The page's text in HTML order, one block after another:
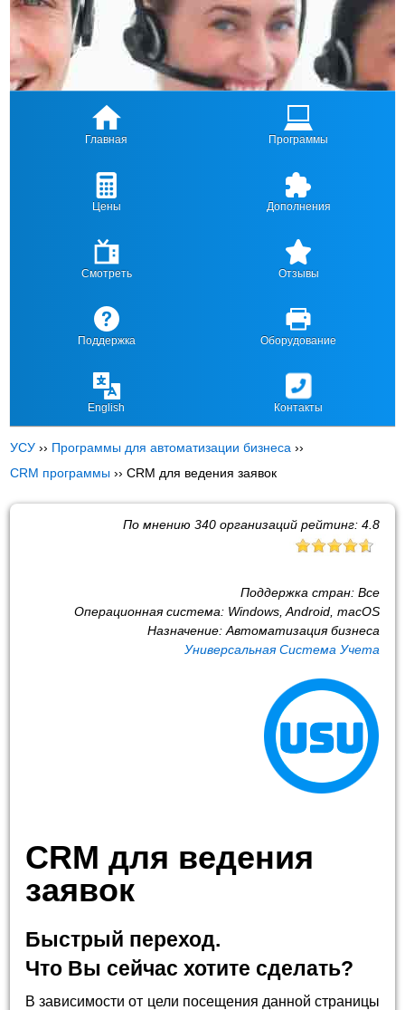
Главная Программы
Цены Дополнения
Смотреть Отзывы
Поддержка Оборудование
English Контакты
УСУ ›› Программы для автоматизации бизнеса ››
CRM программы ››CRM для ведения заявок
По мнению 340организаций рейтинг: 4.8
Поддержка стран: Все
Операционная система: Windows, Android, macOS
Назначение: Автоматизация бизнеса
Универсальная Система Учета
CRM для ведения
заявок
Быстрый переход.
Что Вы сейчас хотите сделать?
В зависимости от цели посещения данной страницы